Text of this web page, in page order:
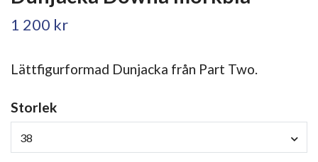
1 200 kr
Lättfigurformad Dunjacka från Part Two.
Storlek
38